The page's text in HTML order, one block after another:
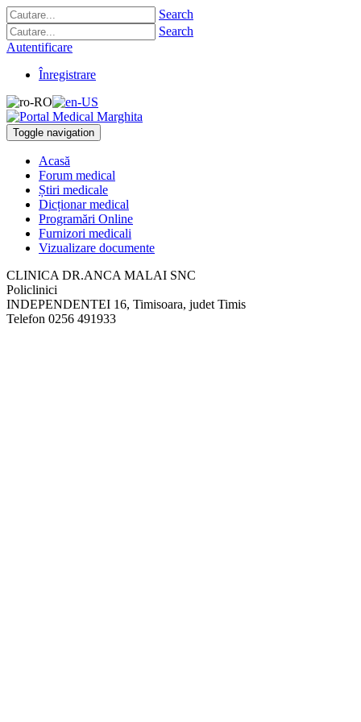
Search
Search
Autentificare
Înregistrare
Toggle navigation
Acasă
Forum medical
Știri medicale
Dicționar medical
Programări Online
Furnizori medicali
Vizualizare documente
CLINICA DR.ANCA MALAI SNC
Policlinici
INDEPENDENTEI 16, Timisoara, judet Timis
Telefon 0256 491933